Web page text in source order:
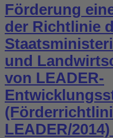
Förderung
der Richtlinie
und
von LEADER-
LEADER/